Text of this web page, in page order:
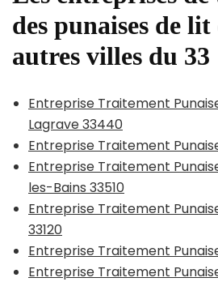
des punaises de lit
autres villes du 33
Entreprise Traitement
Lagrave 33440
Entreprise Traitement
Entreprise Traitement
les-Bains 33510
Entreprise Traitement
33120
Entreprise Traitement
Entreprise Traitement